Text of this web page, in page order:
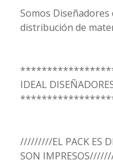
Somos Diseñadores
distribución de
IDEAL
/////////EL PACK ES
SON